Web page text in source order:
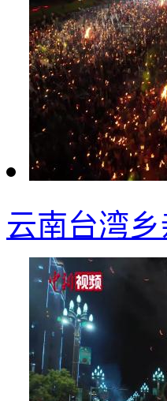
云南台湾